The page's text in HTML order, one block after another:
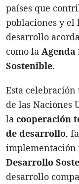
países que
poblaciones y el
desarrollo
como la Agenda
Sostenible.
Esta
de las Naciones
la cooperación
de desarrollo,
implementación
Desarrollo
desarrollo